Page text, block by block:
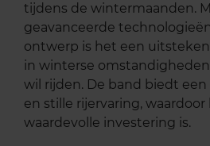
tijdens de wintermaanden.
geavanceerde
ontwerp is het een
in winterse
wil rijden. De band biedt
en stille rijervaring, waardoor
waardevolle investering is.